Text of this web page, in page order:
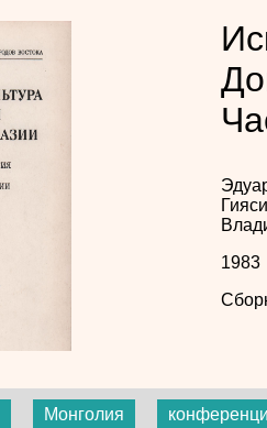
Гияси
1983
Монголия